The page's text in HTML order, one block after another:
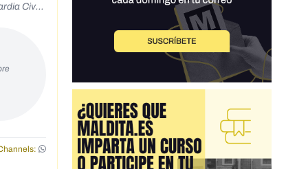
Civil.